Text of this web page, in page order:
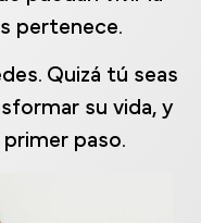
pertenece.
Quizá tú seas
su vida, y
paso.